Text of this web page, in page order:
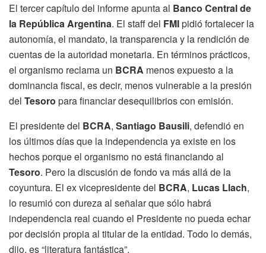
El tercer capítulo del informe apunta al Banco Central de
la República Argentina. El staff del FMIpidió fortalecer la
autonomía, el mandato, la transparencia y la rendición de
cuentas de la autoridad monetaria. En términos prácticos,
el organismo reclama un BCRA menos expuesto a la
dominancia fiscal, es decir, menos vulnerable a la presión
del Tesoro para financiar desequilibrios con emisión.
El presidente del BCRA, Santiago Bausili, defendió en
los últimos días que la independencia ya existe en los
hechos porque el organismo no está financiando al
Tesoro. Pero la discusión de fondo va más allá de la
coyuntura. El ex vicepresidente del BCRA, Lucas Llach,
lo resumió con dureza al señalar que sólo habrá
independencia real cuando el Presidente no pueda echar
por decisión propia al titular de la entidad. Todo lo demás,
dijo, es “literatura fantástica”.